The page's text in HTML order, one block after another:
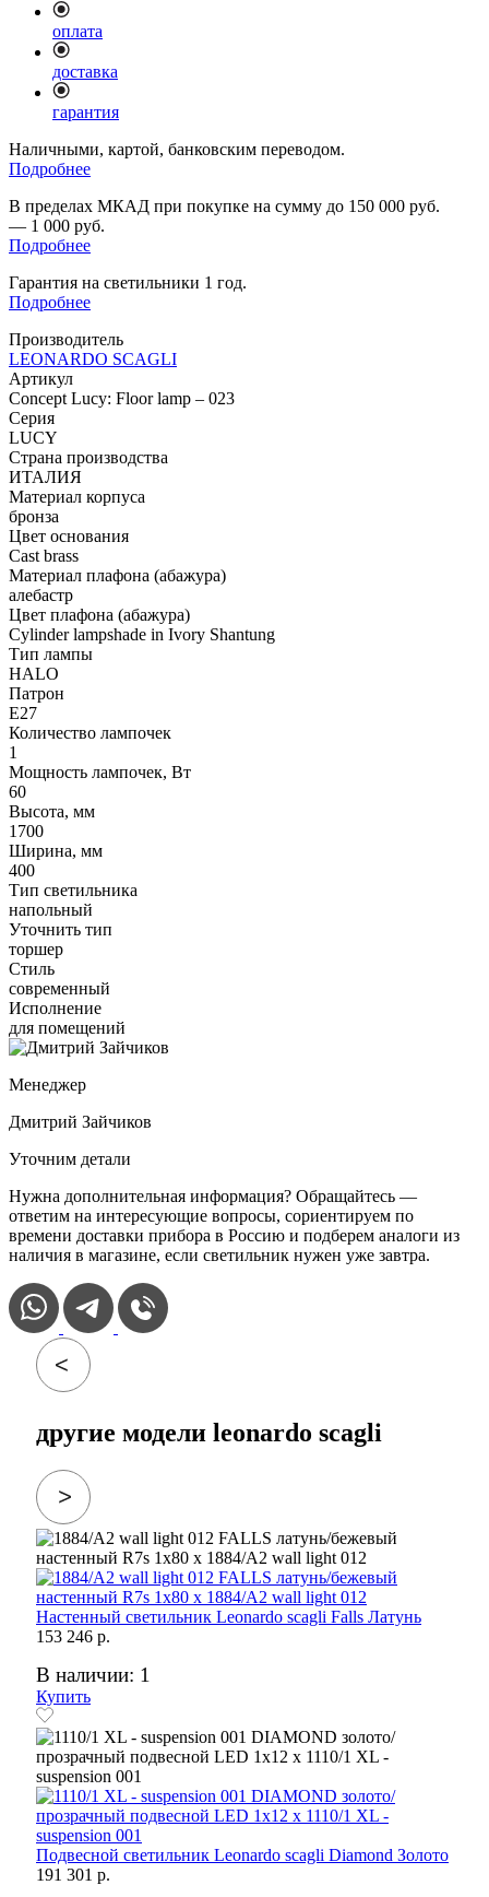
оплата
доставка
гарантия
Наличными, картой, банковским переводом.
Подробнее
В пределах МКАД при покупке на сумму до 150 000 руб.
— 1 000 руб.
Подробнее
Гарантия на светильники 1 год.
Подробнее
Производитель
LEONARDO SCAGLI
Артикул
Concept Lucy: Floor lamp – 023
Серия
LUCY
Страна производства
ИТАЛИЯ
Материал корпуса
бронза
Цвет основания
Cast brass
Материал плафона (абажура)
алебастр
Цвет плафона (абажура)
Cylinder lampshade in Ivory Shantung
Тип лампы
HALO
Патрон
E27
Количество лампочек
1
Мощность лампочек, Вт
60
Высота, мм
1700
Ширина, мм
400
Тип светильника
напольный
Уточнить тип
торшер
Стиль
современный
Исполнение
для помещений
Менеджер
Дмитрий Зайчиков
Уточним детали
Нужна дополнительная информация? Обращайтесь —
ответим на интересующие вопросы, сориентируем по
времени доставки прибора в Россию и подберем аналоги из
наличия в магазине, если светильник нужен уже завтра.
другие модели leonardo scagli
Настенный светильник Leonardo scagli Falls Латунь
153 246 р.
В наличии: 1
Купить
Подвесной светильник Leonardo scagli Diamond Золото
191 301 р.